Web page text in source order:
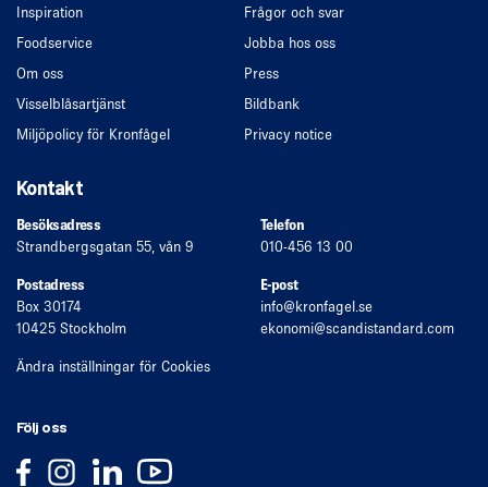
Inspiration
Foodservice
Om oss
Visselblåsartjänst
Miljöpolicy för Kronfågel
Frågor och svar
Jobba hos oss
Press
Bildbank
Privacy notice
Kontakt
Besöksadress
Strandbergsgatan 55, vån 9
Telefon
010-456 13 00
Postadress
Box 30174
10425 Stockholm
Ändra inställningar för Cookies
E-post
info@kronfagel.se
ekonomi@scandistandard.com
Följ oss